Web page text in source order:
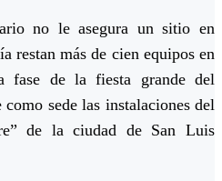
no le asegura un sitio en
restan más de cien equipos en
fase de la fiesta grande del
sede las instalaciones del
de la ciudad de San Luis